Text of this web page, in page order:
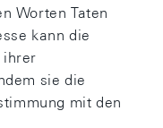
Worten Taten
kann die
ihrer
sie die
mit den